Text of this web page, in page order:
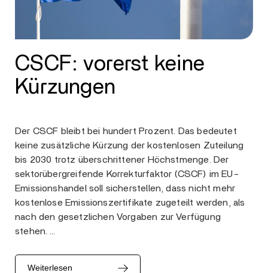
CSCF: vorerst keine
Kürzungen
Der CSCF bleibt bei hundert Prozent. Das bedeutet
keine zusätzliche Kürzung der kostenlosen Zuteilung
bis 2030 trotz überschrittener Höchstmenge. Der
sektorübergreifende Korrekturfaktor (CSCF) im EU-
Emissionshandel soll sicherstellen, dass nicht mehr
kostenlose Emissionszertifikate zugeteilt werden, als
nach den gesetzlichen Vorgaben zur Verfügung
stehen. …
Weiterlesen